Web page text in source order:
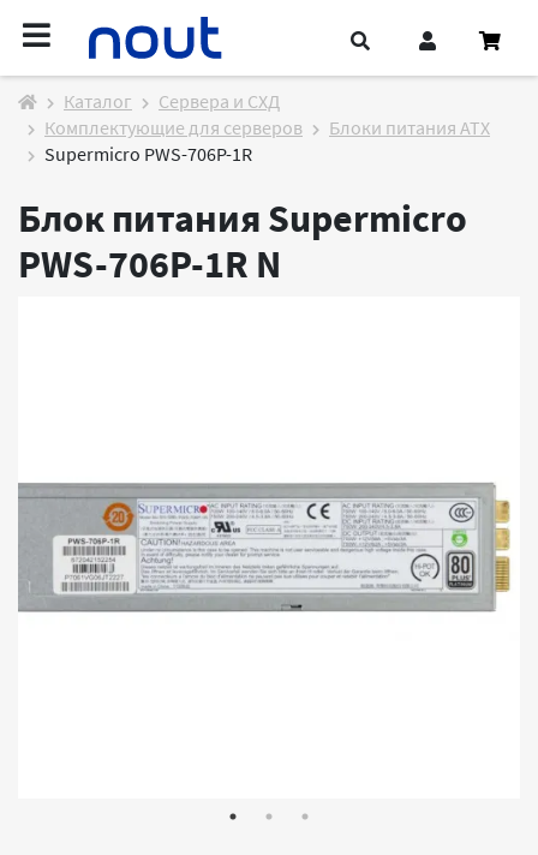
Каталог
Cервера и СХД
Комплектующие для серверов
Блоки питания ATX
Supermicro PWS-706P-1R
Блок питания Supermicro
PWS-706P-1R N